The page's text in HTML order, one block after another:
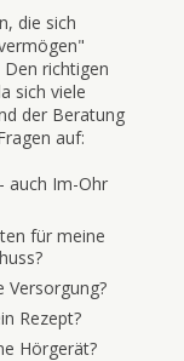
die sich
richtigen
sich viele
der Beratung
auf:
auch Im-Ohr
für meine
Versorgung?
Rezept?
Hörgerät?